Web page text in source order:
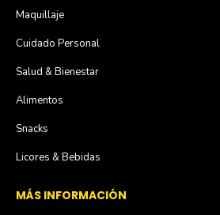
Maquillaje
Cuidado Personal
Salud & Bienestar
Alimentos
Snacks
Licores & Bebidas
MÁS INFORMACIÓN